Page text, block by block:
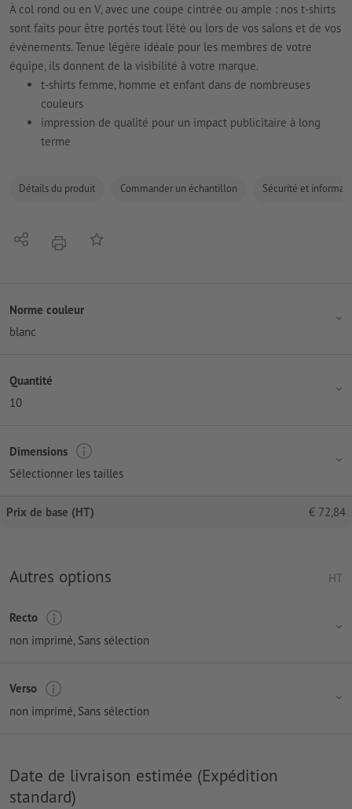
À col rond ou en V, avec une coupe cintrée ou ample : nos t-shirts
sont faits pour être portés tout l’été ou lors de vos salons et de vos
évènements. Tenue légère idéale pour les membres de votre
équipe, ils donnent de la visibilité à votre marque.
t-shirts femme, homme et enfant dans de nombreuses
couleurs
impression de qualité pour un impact publicitaire à long
terme
Détails du produit Commander un échantillon Sécurité et
PartagerimprimerAjouter à liste d'article
Norme couleur
blanc
Quantité
10
Dimensions
Sélectionner les tailles
Prix de base (HT) € 72,84
Autres options HT
Recto
non imprimé, Sans sélection
Verso
non imprimé, Sans sélection
Date de livraison estimée (Expédition
standard)